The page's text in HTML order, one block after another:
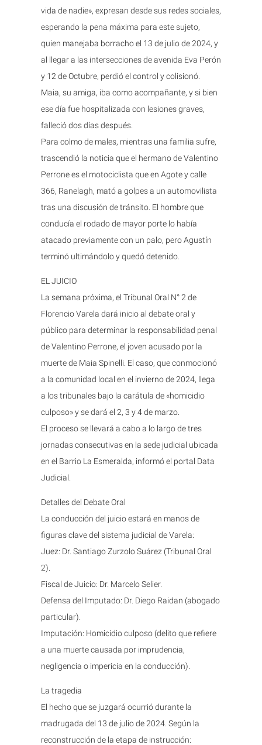
vida de nadie», expresan desde sus redes sociales,
esperando la pena máxima para este sujeto,
quien manejaba borracho el 13 de julio de 2024, y
al llegar a las intersecciones de avenida Eva Perón
y 12 de Octubre, perdió el control y colisionó.
Maia, su amiga, iba como acompañante, y si bien
ese día fue hospitalizada con lesiones graves,
falleció dos días después.
Para colmo de males, mientras una familia sufre,
trascendió la noticia que el hermano de Valentino
Perrone es el motociclista que en Agote y calle
366, Ranelagh, mató a golpes a un automovilista
tras una discusión de tránsito. El hombre que
conducía el rodado de mayor porte lo había
atacado previamente con un palo, pero Agustín
terminó ultimándolo y quedó detenido.
EL JUICIO
La semana próxima, el Tribunal Oral N° 2 de
Florencio Varela dará inicio al debate oral y
público para determinar la responsabilidad penal
de Valentino Perrone, el joven acusado por la
muerte de Maia Spinelli. El caso, que conmocionó
a la comunidad local en el invierno de 2024, llega
a los tribunales bajo la carátula de «homicidio
culposo» y se dará el 2, 3 y 4 de marzo.
El proceso se llevará a cabo a lo largo de tres
jornadas consecutivas en la sede judicial ubicada
en el Barrio La Esmeralda, informó el portal Data
Judicial.
Detalles del Debate Oral
La conducción del juicio estará en manos de
figuras clave del sistema judicial de Varela:
Juez: Dr. Santiago Zurzolo Suárez (Tribunal Oral
2).
Fiscal de Juicio: Dr. Marcelo Selier.
Defensa del Imputado: Dr. Diego Raidan (abogado
particular).
Imputación: Homicidio culposo (delito que refiere
a una muerte causada por imprudencia,
negligencia o impericia en la conducción).
La tragedia
El hecho que se juzgará ocurrió durante la
madrugada del 13 de julio de 2024. Según la
reconstrucción de la etapa de instrucción: